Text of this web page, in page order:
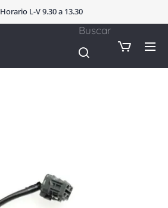
Horario L-V 9.30 a 13.30
Buscar